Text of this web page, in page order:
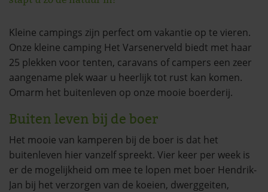
Kleine campings zijn perfect om vakantie op te vieren.
Onze kleine camping Het Varsenerveld biedt met haar
25 plekken voor tenten, caravans of campers een zeer
aangename plek waar u heerlijk tot rust kan komen.
Omarm het buitenleven op onze mooie boerderij.
Buiten leven bij de boer
Het mooie van kamperen bij de boer is dat het
buitenleven hier vanzelf spreekt. Vier keer per week is
er de mogelijkheid om mee te lopen met boer Hendrik-
Jan bij het verzorgen van de koeien, dwerggeiten,